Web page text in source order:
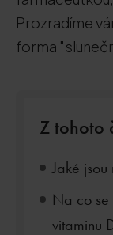
Prozradíme
forma
Z tohoto
Jaké
Na co
vitaminu